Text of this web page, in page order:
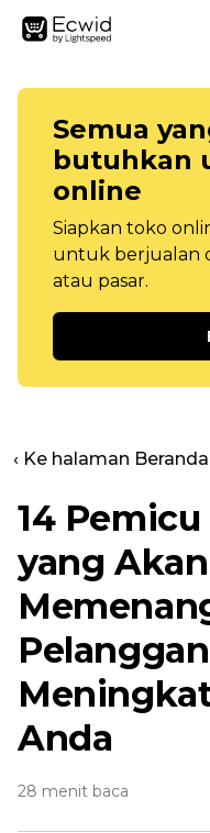
Semua
butuhkan
online
Siapkan toko
untuk berjualan
atau pasar.
‹ Ke halaman
14
yang Akan
Anda
28 menit baca